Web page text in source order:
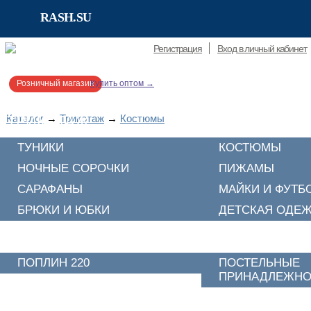
RASH.SU
Розничный магазинКупить оптом →
Регистрация Вход в личный кабинет
RASH.SU
ТРИКОТАЖ
ТУНИКИ
КОСТЮМЫ
НОЧНЫЕ СОРОЧКИ
ПИЖАМЫ
САРАФАНЫ
МАЙКИ И
БРЮКИ И ЮБКИ
ДЕТСКАЯ
ПОПЛИН 220
ПОСТЕЛЬНЫЕ
Каталог → Трикотаж→ Костюмы